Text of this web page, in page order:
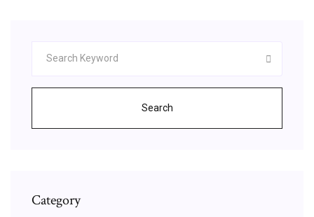
Search
Category